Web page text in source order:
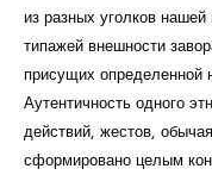
из разных уголков
типажей внешности
присущих определенной
Аутентичность одного
действий, жестов,
сформировано целым